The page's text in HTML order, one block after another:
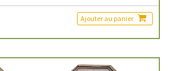
Ajouter au panier